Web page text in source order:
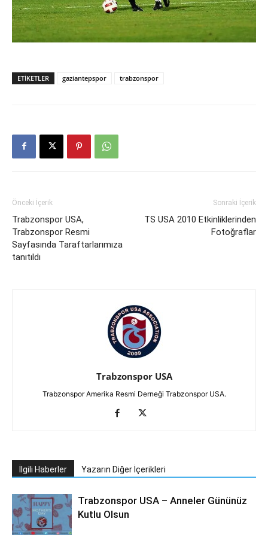
ETIKETLER gaziantepspor trabzonspor
Önceki İçerik
Trabzonspor USA,
Trabzonspor Resmi
Sayfasında Taraftarlarımıza
tanıtıldı
Sonraki İçerik
TS USA 2010 Etkinliklerinden
Fotoğraflar
Trabzonspor USA
Trabzonspor Amerika Resmi Derneği Trabzonspor USA.
İlgili Haberler Yazarın Diğer İçerikleri
Trabzonspor USA – Anneler Gününüz
Kutlu Olsun